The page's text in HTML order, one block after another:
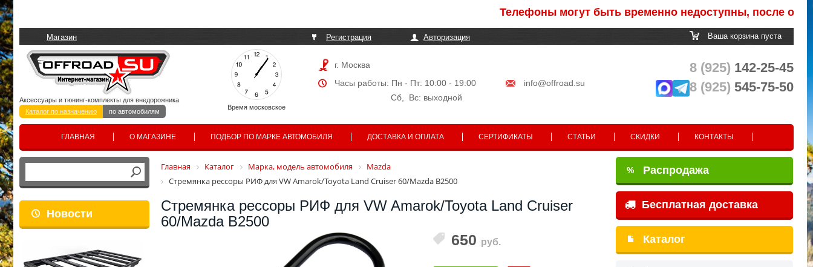
Телефоны могут быть временно недоступны, после
Магазин Регистрация Авторизация Ваша корзина пуста
Время московское
Аксессуары и тюнинг-комплекты для внедорожника
Каталог по назначению
по автомобилям
г. Москва
Часы работы: Пн - Пт: 10:00 - 19:00
info@offroad.su
Сб, Вс: выходной
8 (925) 142-25-45
8 (925) 545-75-50
ГЛАВНАЯ О МАГАЗИНЕ ПОДБОР ПО МАРКЕ АВТОМОБИЛЯ ДОСТАВКА И ОПЛАТА СЕРТИФИКАТЫ СТАТЬИ СКИДКИ КОНТАКТЫ
Новости
Главная Каталог Марка, модель автомобиля
Mazda
Стремянка рессоры РИФ для VW Amarok/Toyota Land Cruiser 60/Mazda B2500
Стремянка рессоры РИФ для VW Amarok/Toyota Land Cruiser
60/Mazda B2500
650 руб.
% Распродажа
Бесплатная доставка
Каталог